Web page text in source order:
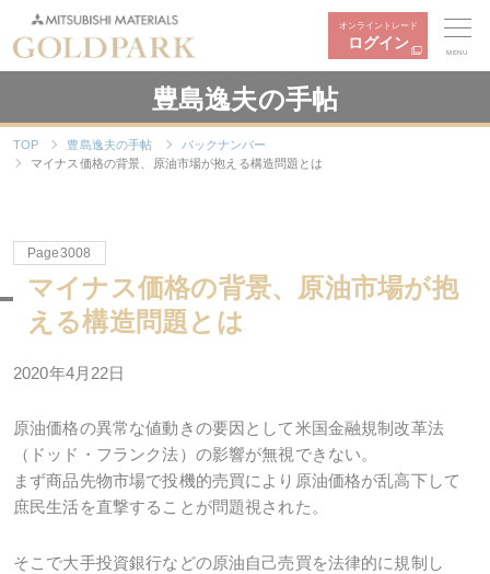
オンライントレード
ログイン
MENU
豊島逸夫の手帖
TOP 豊島逸夫の手帖
バックナンバー
マイナス価格の背景、原油市場が抱える構造問題とは
Page3008
マイナス価格の背景、原油市場が抱
える構造問題とは
2020年4月22日
原油価格の異常な値動きの要因として米国金融規制改革法
（ドッド・フランク法）の影響が無視できない。
まず商品先物市場で投機的売買により原油価格が乱高下して
庶民生活を直撃することが問題視された。
そこで大手投資銀行などの原油自己売買を法律的に規制し